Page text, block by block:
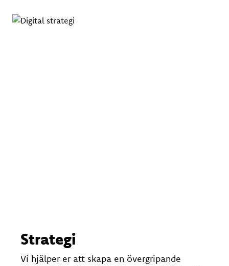
Strategi
Vi hjälper er att skapa en övergripande